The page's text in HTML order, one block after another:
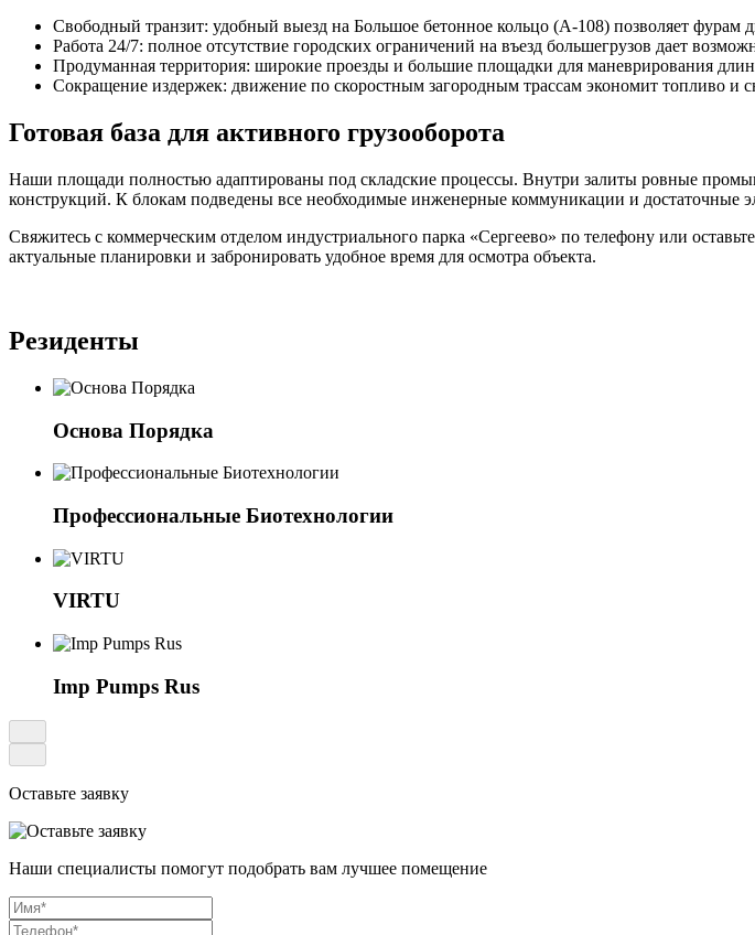
Свободный транзит: удобный выезд на Большое бетонное кольцо (А-108) позволяет фурам
Работа 24/7: полное отсутствие городских ограничений на въезд большегрузов дает
Продуманная территория: широкие проезды и большие площадки для маневрирования
Сокращение издержек: движение по скоростным загородным трассам экономит топливо и
Готовая база для активного грузооборота
Наши площади полностью адаптированы под складские процессы. Внутри залиты ровные
конструкций. К блокам подведены все необходимые инженерные коммуникации и достаточные
Свяжитесь с коммерческим отделом индустриального парка «Сергеево» по телефону или
актуальные планировки и забронировать удобное время для осмотра объекта.
Резиденты
Основа Порядка
Профессиональные Биотехнологии
VIRTU
Imp Pumps Rus
Оставьте заявку
Наши специалисты помогут подобрать вам лучшее помещение